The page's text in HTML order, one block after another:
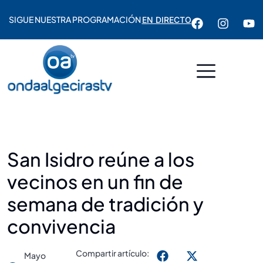
SIGUE NUESTRA PROGRAMACIÓNEN DIRECTO
San Isidro reúne a los
vecinos en un fin de
semana de tradición y
convivencia
Mayo
Compartir artículo: